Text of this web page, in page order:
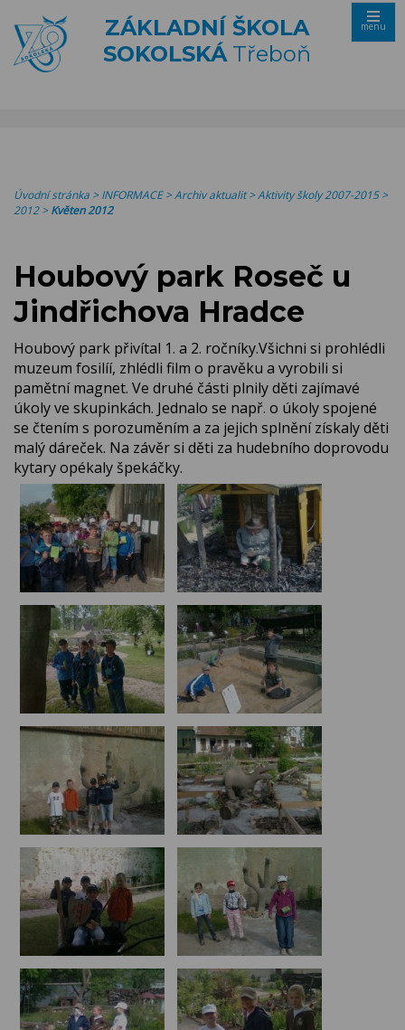
ZÁKLADNÍ ŠKOLA
SOKOLSKÁTřeboň
menu
Úvodní stránka >INFORMACE>Archiv aktualit>Aktivity školy 2007-2015>
2012>Květen 2012
Houbový park Roseč u
Jindřichova Hradce
Houbový park přivítal 1. a 2. ročníky.Všichni si prohlédli
muzeum fosilíí, zhlédli film o pravěku a vyrobili si
pamětní magnet. Ve druhé části plnily děti zajímavé
úkoly ve skupinkách. Jednalo se např. o úkoly spojené
se čtením s porozuměním a za jejich splnění získaly děti
malý dáreček. Na závěr si děti za hudebního doprovodu
kytary opékaly špekáčky.